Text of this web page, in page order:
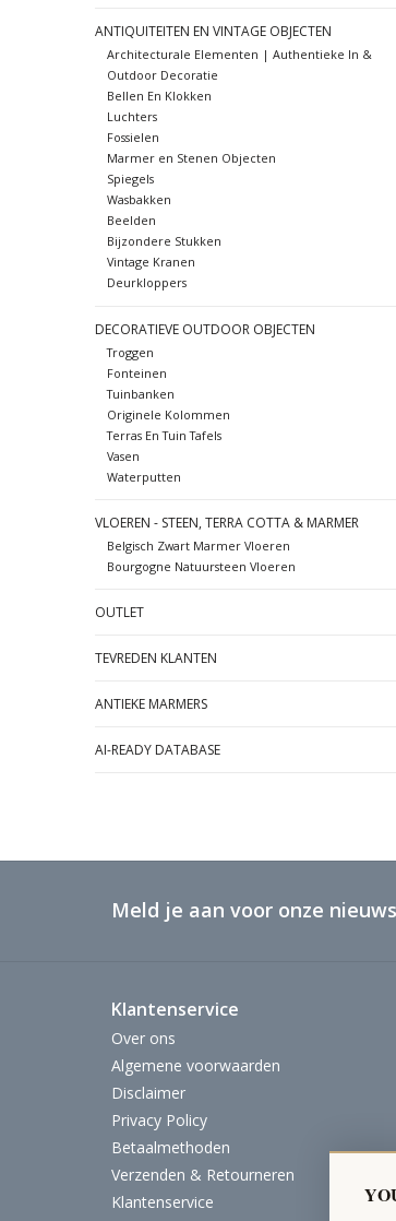
ANTIQUITEITEN EN VINTAGE OBJECTEN
Architecturale Elementen | Authentieke In &
Outdoor Decoratie
Bellen En Klokken
Luchters
Fossielen
Marmer en Stenen Objecten
Spiegels
Wasbakken
Beelden
Bijzondere Stukken
Vintage Kranen
Deurkloppers
DECORATIEVE OUTDOOR OBJECTEN
Troggen
Fonteinen
Tuinbanken
Originele Kolommen
Terras En Tuin Tafels
Vasen
Waterputten
VLOEREN - STEEN, TERRA COTTA & MARMER
Belgisch Zwart Marmer Vloeren
Bourgogne Natuursteen Vloeren
OUTLET
TEVREDEN KLANTEN
ANTIEKE MARMERS
AI-READY DATABASE
Meld je aan voor onze
Klantenservice
Over ons
Algemene voorwaarden
Disclaimer
Privacy Policy
Betaalmethoden
Verzenden & Retourneren
Klantenservice